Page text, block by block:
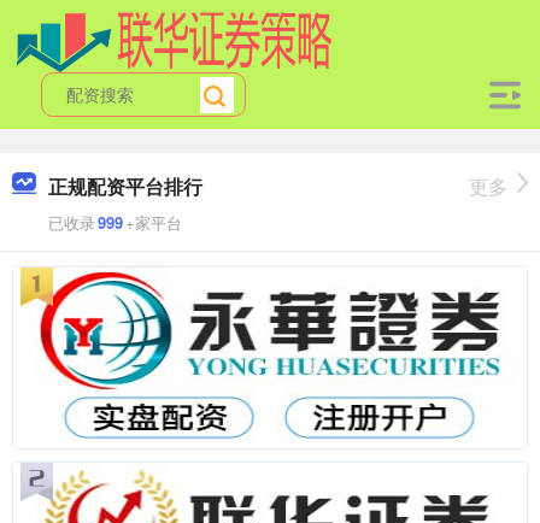
正规配资平台排行
已收录999+家平台
更多